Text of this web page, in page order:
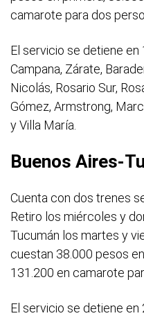
camarote para dos
El servicio se detiene
Campana, Zárate,
Nicolás, Rosario Sur,
Gómez, Armstrong,
y Villa María.
Buenos Aires-
Cuenta con dos trenes
Retiro los miércoles y
Tucumán los martes y
cuestan 38.000 pesos
131.200 en camarote
El servicio se detiene